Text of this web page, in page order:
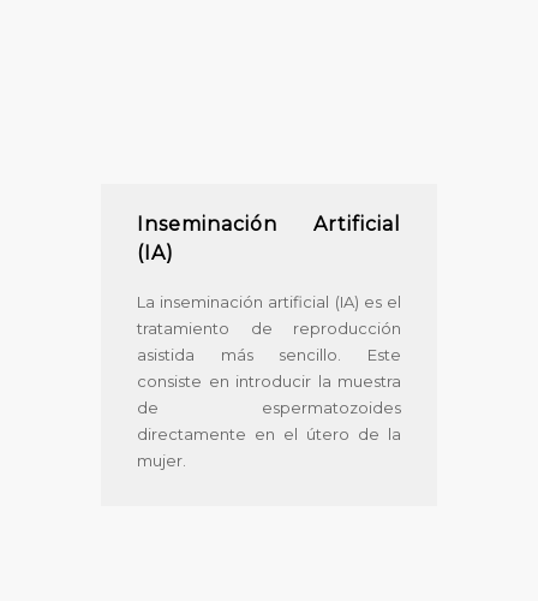
Inseminación Artificial
(IA)
La inseminación artificial (IA) es el
tratamiento de reproducción
asistida más sencillo. Este
consiste en introducir la muestra
de espermatozoides
directamente en el útero de la
mujer.